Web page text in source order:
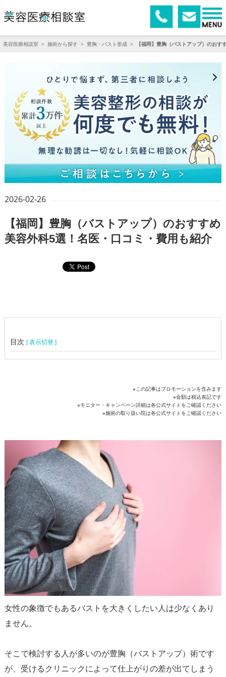
美容医療相談室 > 施術から探す > 豊胸・バスト形成 > 【福岡】豊胸（バストアップ）のお
2026-02-26
【福岡】豊胸（バストアップ）のおすすめ
美容外科5選！名医・口コミ・費用も紹介
目次[ 表示切替 ]
※この記事はプロモーションを含みます
※金額は税込表記です
※モニター・キャンペーン詳細は各公式サイトをご確認ください
女性の象徴でもあるバストを大きくしたい人は少なくあり
ません。
そこで検討する人が多いのが豊胸（バストアップ）術です
が、受けるクリニックによって仕上がりの差が出てしまう